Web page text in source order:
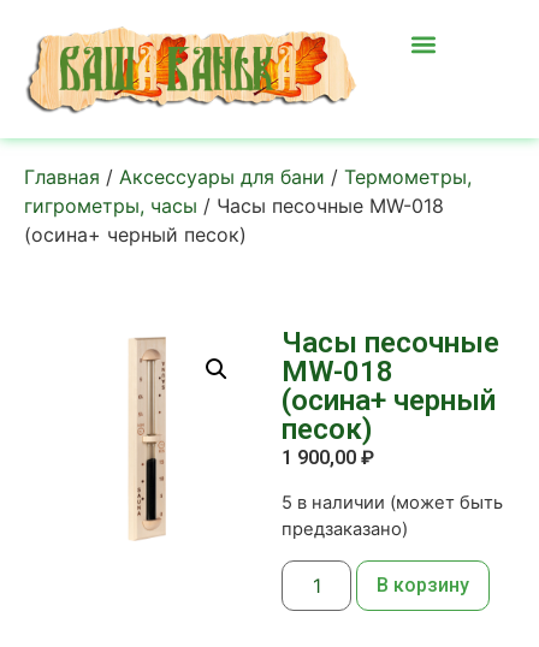
Главная / Аксессуары для бани / Термометры,
гигрометры, часы / Часы песочные MW-018
(осина+ черный песок)
Часы песочные
MW-018
(осина+ черный
песок)
1 900,00 ₽
5 в наличии (может быть
предзаказано)
В корзину